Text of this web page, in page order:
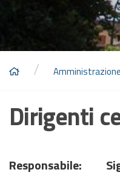
/
Dirigenti
Responsabile: